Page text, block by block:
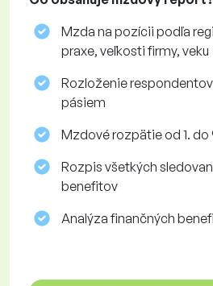
Mzda na pozícii podľa
praxe, veľkosti firmy, veku
Rozloženie
pásiem
Mzdové rozpätie od 1. do
Rozpis všetkých
benefitov
Analýza finančných